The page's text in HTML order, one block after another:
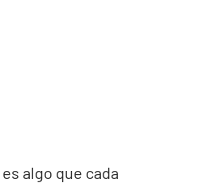
es algo que cada